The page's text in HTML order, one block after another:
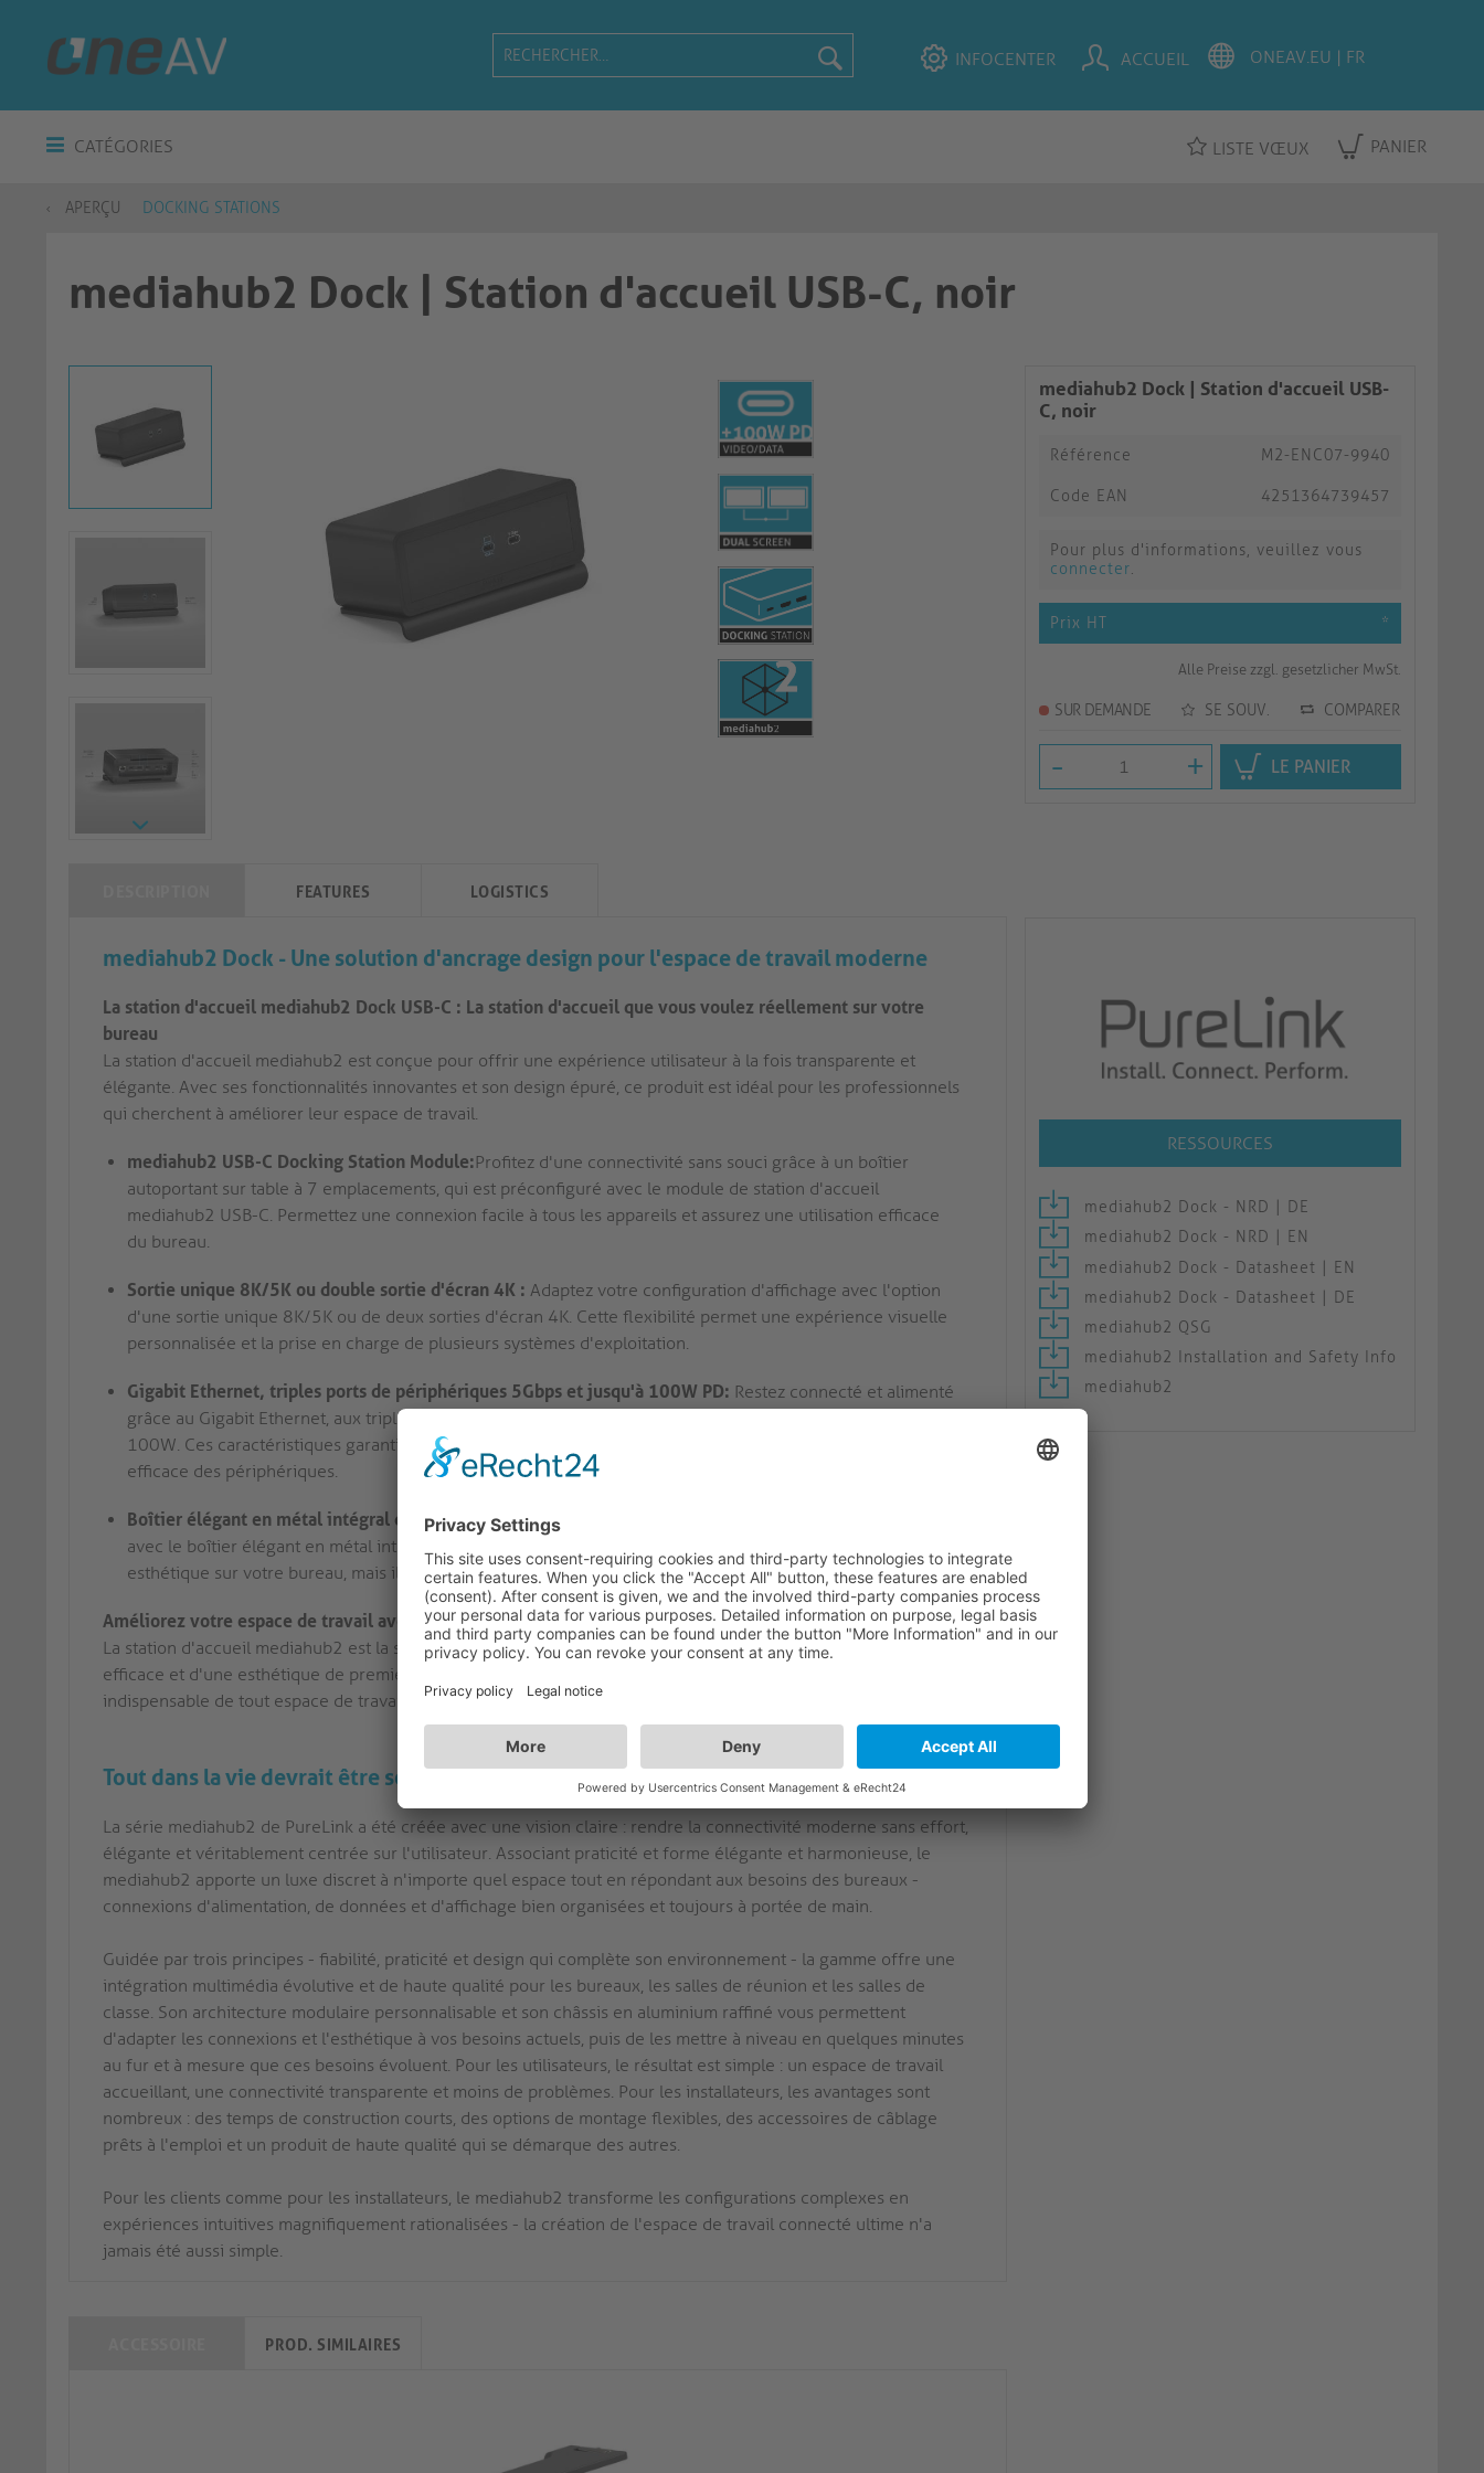
INFOCENTER ACCUEIL
CATÉGORIES LISTE VŒUX PANIER
APERÇU DOCKING STATIONS
mediahub2 Dock | Station d'accueil USB-C, noir
mediahub2 Dock | Station d'accueil USB-
C, noir
Référence M2-ENC07-9940
Code EAN 4251364739457
Pour plus d'informations, veuillez vous
connecter.
Prix HT *
Alle Preise zzgl. gesetzlicher MwSt.
SUR DEMANDE SE SOUV. COMPARER
- + LE PANIER
RESSOURCES
mediahub2 Dock - NRD | DE
mediahub2 Dock - NRD | EN
mediahub2 Dock - Datasheet | EN
mediahub2 Dock - Datasheet | DE
mediahub2 QSG
mediahub2 Installation and Safety Info
mediahub2
FEATURES LOGISTICS
mediahub2 Dock - Une solution d'ancrage design pour l'espace de travail moderne
La station d'accueil mediahub2 Dock USB-C : La station d'accueil que vous voulez réellement sur votre
bureau
La station d'accueil mediahub2 est conçue pour offrir une expérience utilisateur à la fois transparente et
élégante. Avec ses fonctionnalités innovantes et son design épuré, ce produit est idéal pour les professionnels
qui cherchent à améliorer leur espace de travail.
mediahub2 USB-C Docking Station Module:Profitez d'une connectivité sans souci grâce à un boîtier
autoportant sur table à 7 emplacements, qui est préconfiguré avec le module de station d'accueil
mediahub2 USB-C. Permettez une connexion facile à tous les appareils et assurez une utilisation efficace
du bureau.
Sortie unique 8K/5K ou double sortie d'écran 4K : Adaptez votre configuration d'affichage avec l'option
d'une sortie unique 8K/5K ou de deux sorties d'écran 4K. Cette flexibilité permet une expérience visuelle
personnalisée et la prise en charge de plusieurs systèmes d'exploitation.
Gigabit Ethernet, triples ports de périphériques 5Gbps et jusqu'à 100W PD: Restez connecté et alimenté
grâce au Gigabit Ethernet, aux triples ports de périphériques USB 5Gbps et à la livraison d'énergie jusqu'à
100W. Ces caractéristiques garantissent des vitesses de transfert de données rapides et un chargement
efficace des périphériques.
Boîtier élégant en métal intégral dans un facteur de forme primé :
avec le boîtier élégant en métal intégral de ce produit. Son format primé est non seulement très
esthétique sur votre bureau, mais il offre également des performances durables.
Améliorez votre espace de travail avec la station d'accueil mediahub2
La station d'accueil mediahub2 est la solution idéale pour les professionnels à la recherche d'une connectivité
efficace et d'une esthétique de premier ordre. Ses fonctions innovantes et son design épuré en font un élément
indispensable de tout espace de travail moderne.
Tout dans la vie devrait être soit utile, soit beau, soit les deux...
La série mediahub2 de PureLink a été créée avec une vision claire : rendre la connectivité moderne sans effort,
élégante et véritablement centrée sur l'utilisateur. Associant praticité et forme élégante et harmonieuse, le
mediahub2 apporte un luxe discret à n'importe quel espace tout en répondant aux besoins des bureaux -
connexions d'alimentation, de données et d'affichage bien organisées et toujours à portée de main.
Guidée par trois principes - fiabilité, praticité et design qui complète son environnement - la gamme offre une
intégration multimédia évolutive et de haute qualité pour les bureaux, les salles de réunion et les salles de
classe. Son architecture modulaire personnalisable et son châssis en aluminium raffiné vous permettent
d'adapter les connexions et l'esthétique à vos besoins actuels, puis de les mettre à niveau en quelques minutes
au fur et à mesure que ces besoins évoluent. Pour les utilisateurs, le résultat est simple : un espace de travail
accueillant, une connectivité transparente et moins de problèmes. Pour les installateurs, les avantages sont
nombreux : des temps de construction courts, des options de montage flexibles, des accessoires de câblage
prêts à l'emploi et un produit de haute qualité qui se démarque des autres.
Pour les clients comme pour les installateurs, le mediahub2 transforme les configurations complexes en
expériences intuitives magnifiquement rationalisées - la création de l'espace de travail connecté ultime n'a
jamais été aussi simple.
PROD. SIMILAIRES